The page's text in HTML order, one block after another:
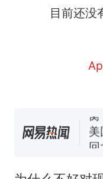
目前还没
因
费
回
官